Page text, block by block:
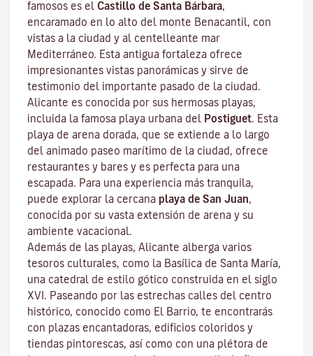
famosos es el Castillo de Santa Bárbara,
encaramado en lo alto del monte Benacantil, con
vistas a la ciudad y al centelleante mar
Mediterráneo. Esta antigua fortaleza ofrece
impresionantes vistas panorámicas y sirve de
testimonio del importante pasado de la ciudad.
Alicante es conocida por sus hermosas playas,
incluida la famosa playa urbana del Postiguet. Esta
playa de arena dorada, que se extiende a lo largo
del animado paseo marítimo de la ciudad, ofrece
restaurantes y bares y es perfecta para una
escapada. Para una experiencia más tranquila,
puede explorar la cercana playa de San Juan,
conocida por su vasta extensión de arena y su
ambiente vacacional.
Además de las playas, Alicante alberga varios
tesoros culturales, como la Basílica de Santa María,
una catedral de estilo gótico construida en el siglo
XVI. Paseando por las estrechas calles del centro
histórico, conocido como El Barrio, te encontrarás
con plazas encantadoras, edificios coloridos y
tiendas pintorescas, así como con una plétora de